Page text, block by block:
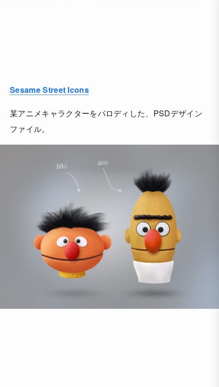
Sesame Street Icons
某アニメキャラクターをパロディした、PSDデザイン
ファイル。